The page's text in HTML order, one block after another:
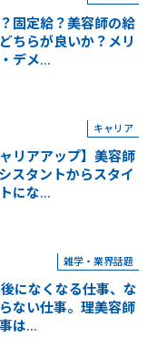
固定給？美容師の給
ちらが良いか？メリ
デメ...
キャリア
ャリアアップ】美容師
スタントからスタイ
にな...
雑学・業界話題
になくなる仕事、な
ない仕事。理美容師
は...